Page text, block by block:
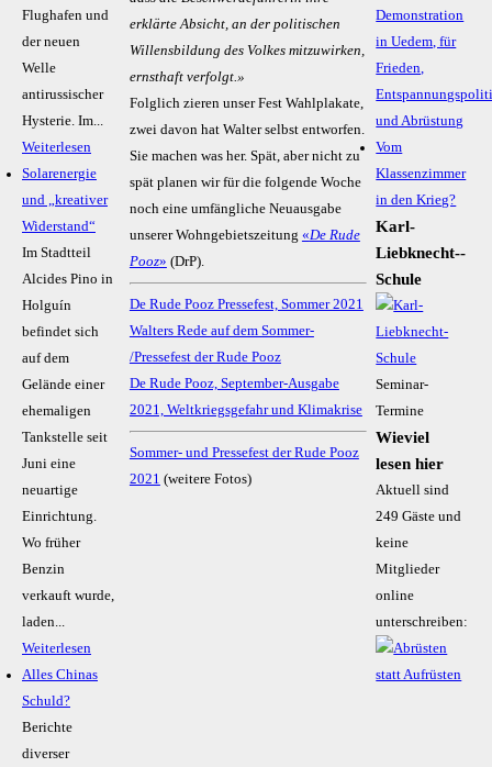
Flughafen und
der neuen
Welle
antirussischer
Hysterie. Im...
Weiterlesen
Solarenergie
und „kreativer
Widerstand“
Im Stadtteil
Alcides Pino in
Holguín
befindet sich
auf dem
Gelände einer
ehemaligen
Tankstelle seit
Juni eine
neuartige
Einrichtung.
Wo früher
Benzin
verkauft wurde,
laden...
Weiterlesen
Alles Chinas
Schuld?
Berichte
diverser
erklärte Absicht, an der politischen
Willensbildung des Volkes mitzuwirken,
ernsthaft verfolgt.»
Folglich zieren unser Fest Wahlplakate,
zwei davon hat Walter selbst entworfen.
Sie machen was her. Spät, aber nicht zu
spät planen wir für die folgende Woche
noch eine umfängliche Neuausgabe
unserer Wohngebietszeitung «De Rude
Pooz» (DrP).
De Rude Pooz Pressefest, Sommer 2021
Walters Rede auf dem Sommer-
/Pressefest der Rude Pooz
De Rude Pooz, September-Ausgabe
2021, Weltkriegsgefahr und Klimakrise
Sommer- und Pressefest der Rude Pooz
2021 (weitere Fotos)
Demonstration
in Uedem, für
Frieden,
und Abrüstung
Vom
Klassenzimmer
in den Krieg?
Karl-
Liebknecht-­
Schule
Seminar-
Termine
Wieviel
lesen hier
Aktuell sind
249 Gäste und
keine
Mitglieder
online
unterschreiben: